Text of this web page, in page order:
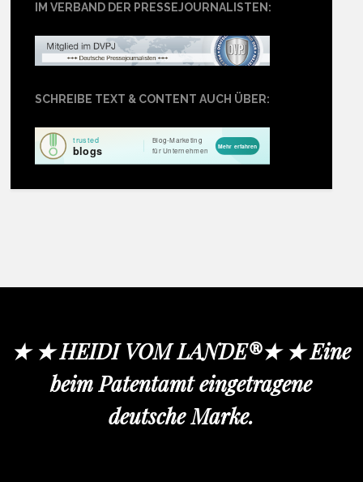
IM VERBAND DER PRESSEJOURNALISTEN:
SCHREIBE TEXT & CONTENT AUCH ÜBER:
★ ★ HEIDI VOM LANDE®★ ★ Eine
beim Patentamt eingetragene
deutsche Marke.